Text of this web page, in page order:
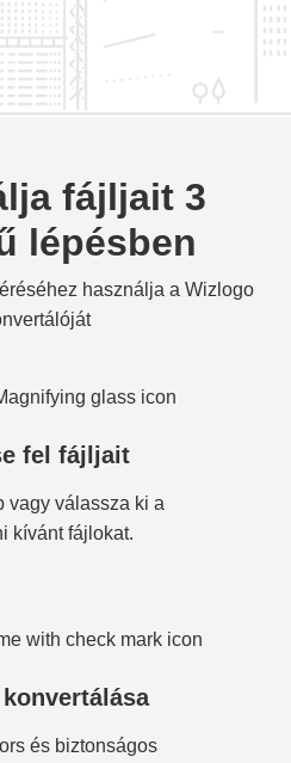
fájljait 3
lépésben
használja a Wizlogo
fel fájljait
vagy válassza ki a
kívánt fájlokat.
és biztonságos